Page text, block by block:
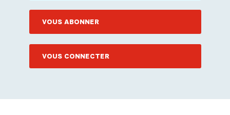
VOUS ABONNER
VOUS CONNECTER